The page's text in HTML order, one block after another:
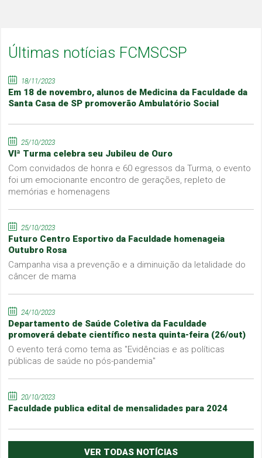
Últimas notícias FCMSCSP
18/11/2023
Em 18 de novembro, alunos de Medicina da Faculdade da
Santa Casa de SP promoverão Ambulatório Social
25/10/2023
VIª Turma celebra seu Jubileu de Ouro
Com convidados de honra e 60 egressos da Turma, o evento
foi um emocionante encontro de gerações, repleto de
memórias e homenagens
25/10/2023
Futuro Centro Esportivo da Faculdade homenageia
Outubro Rosa
Campanha visa a prevenção e a diminuição da letalidade do
câncer de mama
24/10/2023
Departamento de Saúde Coletiva da Faculdade
promoverá debate científico nesta quinta-feira (26/out)
O evento terá como tema as "Evidências e as políticas
públicas de saúde no pós-pandemia"
20/10/2023
Faculdade publica edital de mensalidades para 2024
VER TODAS NOTÍCIAS